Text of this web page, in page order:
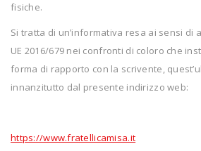
fisiche.
Si tratta di un’informativa resa ai sensi di
UE 2016/679 nei confronti di coloro che
forma di rapporto con la scrivente,
innanzitutto dal presente indirizzo web:
https://www.fratellicamisa.it